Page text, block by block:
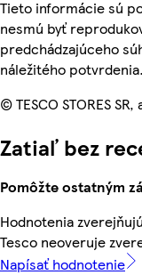
Tieto informácie sú
nesmú byť
predchádzajúceho
náležitého potvrdenia.
© TESCO STORES
Zatiaľ bez
Pomôžte ostatným
Hodnotenia
Tesco neoveruje
Napísať hodnotenie